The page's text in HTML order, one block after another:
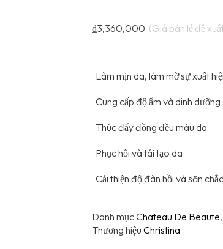
₫3,360,000
Làm mịn da, làm mờ sự xuất
Cung cấp độ ẩm và dinh
Thúc đẩy đồng đều màu da
Phục hồi và tái tạo da
Cải thiện độ đàn hồi và săn
Danh mụcChateau De Beaute,
Thương hiệu Christina